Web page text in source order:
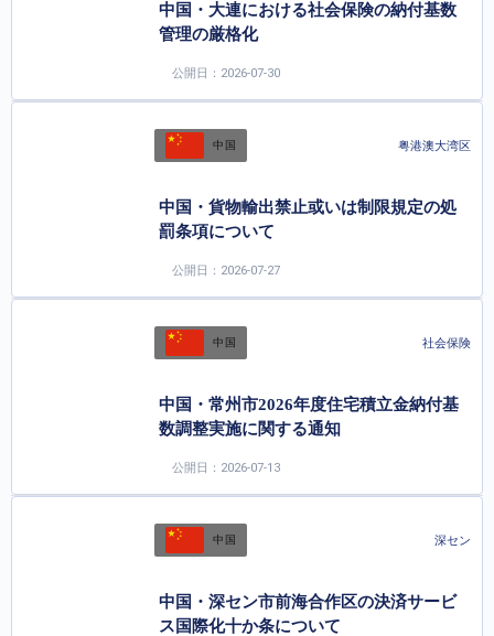
中国・大連における社会保険の納付基数
管理の厳格化
公開日：2026-07-30
中国 粤港澳大湾区
中国・貨物輸出禁止或いは制限規定の処
罰条項について
公開日：2026-07-27
中国 社会保険
中国・常州市2026年度住宅積立金納付基
数調整実施に関する通知
公開日：2026-07-13
中国 深セン
中国・深セン市前海合作区の決済サービ
ス国際化十か条について